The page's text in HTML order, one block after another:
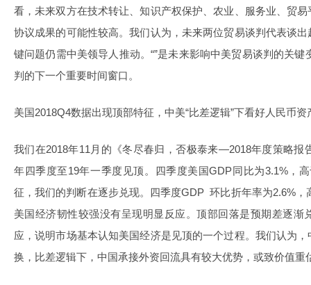
看，未来双方在技术转让、知识产权保护、农业、服务业、贸
协议成果的可能性较高。我们认为，未来两位贸易谈判代表谈
键问题仍需中美领导人推动。“”是未来影响中美贸易谈判的关键
判的下一个重要时间窗口。
美国2018Q4数据出现顶部特征，中美“比差逻辑”下看好人民币资
我们在2018年11月的《冬尽春归，否极泰来—2018年度策略报
年四季度至19年一季度见顶。四季度美国GDP同比为3.1%，
征，我们的判断在逐步兑现。四季度GDP 环比折年率为2.6%，
美国经济韧性较强没有呈现明显反应。顶部回落是预期差逐渐
应，说明市场基本认知美国经济是见顶的一个过程。我们认为
换，比差逻辑下，中国承接外资回流具有较大优势，或致价值重